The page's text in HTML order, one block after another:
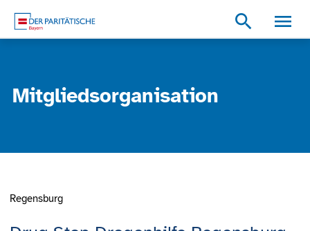
search
Mitgliedsorganisation
Regensburg